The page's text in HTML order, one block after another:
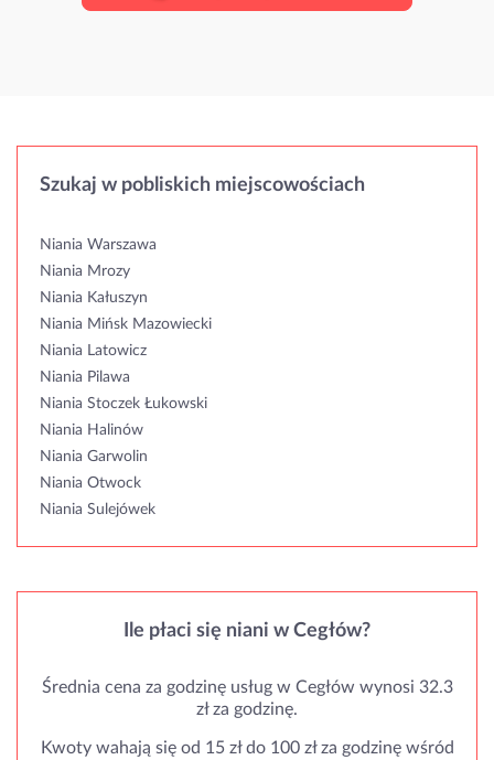
Szukaj w pobliskich miejscowościach
Niania Warszawa
Niania Mrozy
Niania Kałuszyn
Niania Mińsk Mazowiecki
Niania Latowicz
Niania Pilawa
Niania Stoczek Łukowski
Niania Halinów
Niania Garwolin
Niania Otwock
Niania Sulejówek
Ile płaci się niani w Cegłów?
Średnia cena za godzinę usług w Cegłów wynosi 32.3
zł za godzinę.
Kwoty wahają się od 15 zł do 100 zł za godzinę wśród